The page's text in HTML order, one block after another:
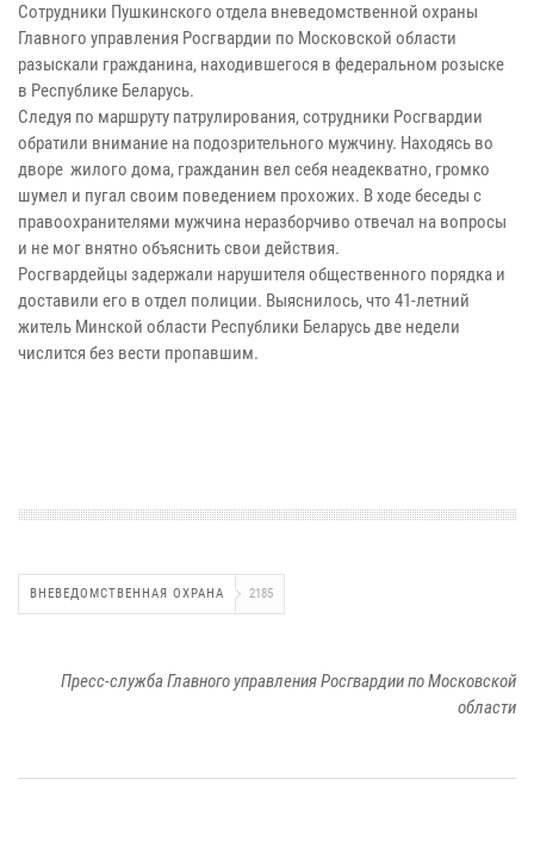
Сотрудники Пушкинского отдела вневедомственной охраны
Главного управления Росгвардии по Московской области
разыскали гражданина, находившегося в федеральном розыске
в Республике Беларусь.
Следуя по маршруту патрулирования, сотрудники Росгвардии
обратили внимание на подозрительного мужчину. Находясь во
дворе жилого дома, гражданин вел себя неадекватно, громко
шумел и пугал своим поведением прохожих. В ходе беседы с
правоохранителями мужчина неразборчиво отвечал на вопросы
и не мог внятно объяснить свои действия.
Росгвардейцы задержали нарушителя общественного порядка и
доставили его в отдел полиции. Выяснилось, что 41-летний
житель Минской области Республики Беларусь две недели
числится без вести пропавшим.
ВНЕВЕДОМСТВЕННАЯ ОХРАНА 2185
Пресс-служба Главного управления Росгвардии по Московской
области